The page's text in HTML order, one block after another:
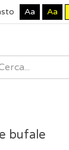
Aa Aa
bufale